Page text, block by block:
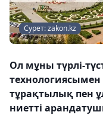
Сурет: zakon.kz
Ол мұны түрлі-
технологиясымен
тұрақтылық пен
ниетті